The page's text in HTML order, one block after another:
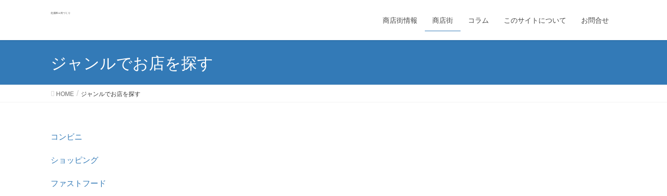
北浦和ｅ街づくり
商店街情報 商店街 コラム このサイトについて お問合せ
ジャンルでお店を探す
HOME ジャンルでお店を探す
コンビニ
ショッピング
ファストフード